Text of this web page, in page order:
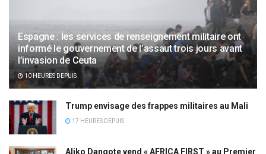
Espagne : les services de renseignement militaire ont
informé le gouvernement de l’assaut trois jours avant
l’invasion de Ceuta
10 HEURES DEPUIS
Trump envisage des frappes militaires au Mali
17 HEURES DEPUIS
Aliko Dangote vend « AFRICA FIRST » au Premier